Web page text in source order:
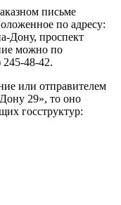
письме
по адресу:
Дону, проспект
можно по
48-42.
или отправителем
29», то оно
госструктур: